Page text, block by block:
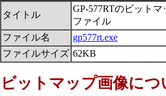
タイトル
GP-577RTのビットマ
ファイル
ファイル名
gp577rt.exe
ファイルサイズ 62KB
ビットマップ画像につ